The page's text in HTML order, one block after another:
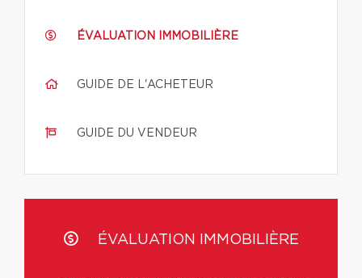
ÉVALUATION IMMOBILIÈRE
GUIDE DE L'ACHETEUR
GUIDE DU VENDEUR
ÉVALUATION IMMOBILIÈRE